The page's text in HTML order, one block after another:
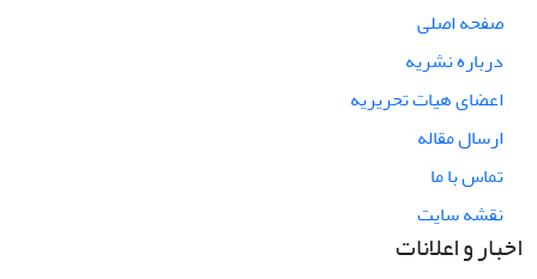
صفحه اصلی
درباره نشریه
اعضای هیات تحریریه
ارسال مقاله
تماس با ما
نقشه سایت
اخبار و اعلانات